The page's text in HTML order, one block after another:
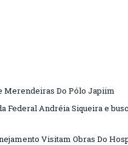
Merendeiras Do Pólo Japiim
Federal Andréia Siqueira e
Visitam Obras Do